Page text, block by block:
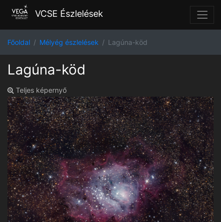
VCSE Észlelések
Főoldal Mélyég észlelések Lagúna-köd
Lagúna-köd
Teljes képernyő